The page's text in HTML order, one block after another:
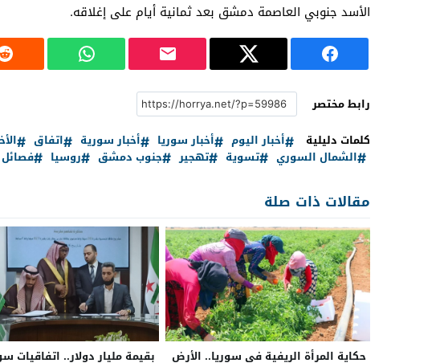
الأسد جنوبي العاصمة دمشق بعد ثمانية أيام على إغلاقه.
رابط مختصر
كلمات دليلية
أخبار اليوم أخبار سوريا أخبار سورية اتفاق
الشمال السوري
تسوية تهجير جنوب دمشق روسيا
مقالات ذات صلة
حكاية المرأة الريفية في سوريا.. الأرض بقيمة مليار دولار.. اتفاقيات